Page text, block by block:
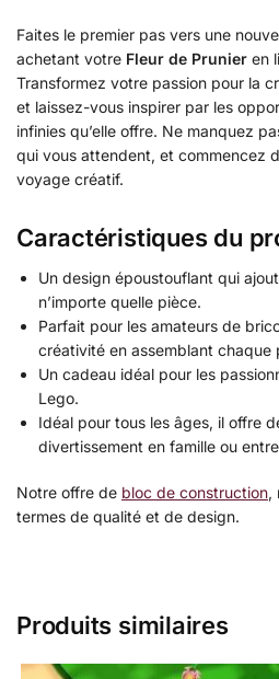
Faites le premier pas vers une
achetant votre Fleur de Prunier en
Transformez votre passion pour la
et laissez-vous inspirer par les
infinies qu’elle offre. Ne manquez
qui vous attendent, et commencez
voyage créatif.
Caractéristiques du
Un design époustouflant qui
n’importe quelle pièce.
Parfait pour les amateurs de
créativité en assemblant chaque
Un cadeau idéal pour les
Lego.
Idéal pour tous les âges, il offre
divertissement en famille ou
Notre offre de bloc de construction,
termes de qualité et de design.
Produits similaires